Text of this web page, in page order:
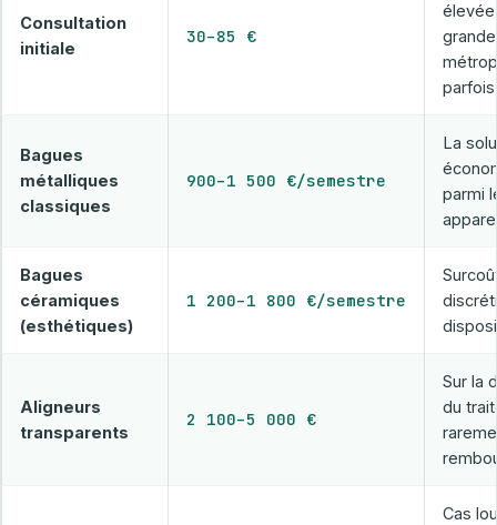
Consultation
initiale
30–85 €
Bagues
métalliques
classiques
900–1 500 €/semestre
La
parmi
Bagues
céramiques
(esthétiques)
1 200–1 800 €/semestre
Aligneurs
transparents
2 100–5 000 €
Sur la
du
Cas